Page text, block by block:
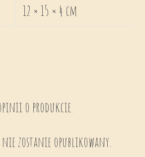
12 × 15 × 4 cm
o produkcie.
zostanie opublikowany.